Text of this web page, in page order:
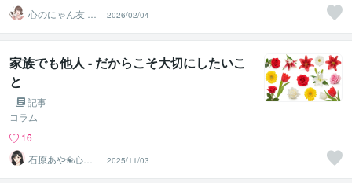
心のにゃん友 ゆ
かこ【うつ・復
縁相談】
2026/02/04
家族でも他人 - だからこそ大切にしたいこ
と
記事
コラム
16
石原あや❀心に
寄り添う時間
2025/11/03